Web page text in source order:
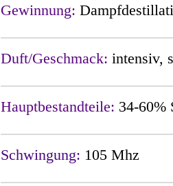
Gewinnung:
Duft/Geschmack: intensiv,
Hauptbestandteile: 34-60%
Schwingung: 105 Mhz